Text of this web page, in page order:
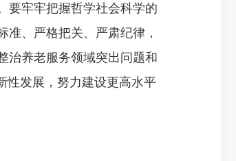
要牢牢把握哲学社会科学的
、严格把关、严肃纪律，
治养老服务领域突出问题和
性发展，努力建设更高水平